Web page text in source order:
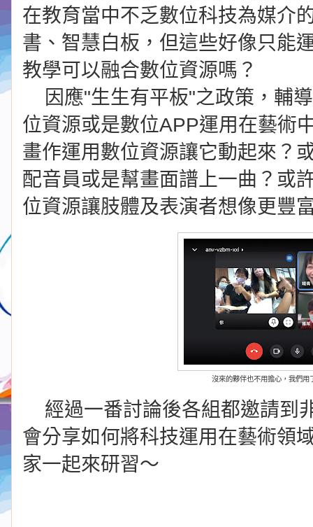
在教育當中不乏數位科技為媒介
書、智慧白板，但這些好像只能
教學可以融合數位資源嗎？
因應"生生有平板"之政策，輔
位資源或是數位APP運用在藝術
畫作運用數位資源讓它動起來？
配音員或是幫畫面譜上一曲？或
位資源讓肢體及表演者想像更豐
沒來的夥伴也不用擔心，我們用
經過一番討論後各組都邀請到
會分享如何將科技運用在藝術領
家一起來研習～